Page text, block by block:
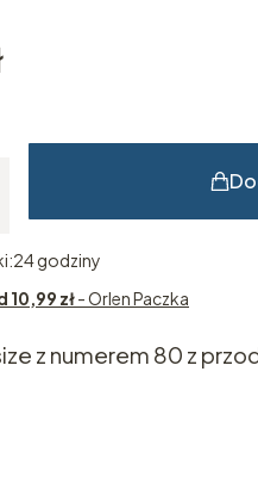
24 godziny
10,99 zł- Orlen Paczka
z numerem 80 z